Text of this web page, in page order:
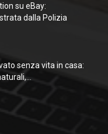
su eBay:
dalla Polizia
senza vita in casa: